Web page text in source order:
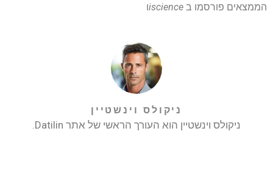
הממצאים פורסמו ב iscienceו
ניקולס וינשטיין
ניקולס וינשטיין הוא העורך הראשי של אתר Datilin.